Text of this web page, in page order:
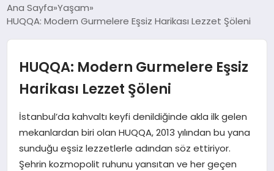
DÜNYA
EĞITIM
EKONOMI
MAGAZIN
SAĞLIK
Ana Sayfa Yaşam
HUQQA: Modern Gurmelere Eşsiz Harikası Lezzet Şöleni
HUQQA: Modern Gurmelere Eşsiz
Harikası Lezzet Şöleni
İstanbul’da kahvaltı keyfi denildiğinde akla ilk gelen
mekanlardan biri olan HUQQA, 2013 yılından bu yana
sunduğu eşsiz lezzetlerle adından söz ettiriyor.
Şehrin kozmopolit ruhunu yansıtan ve her geçen